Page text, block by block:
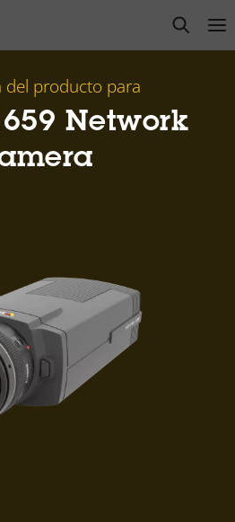
open
del producto para
Network